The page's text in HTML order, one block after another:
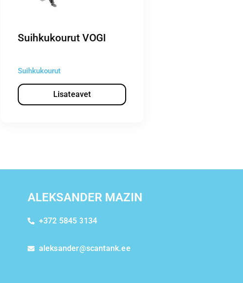
Suihkukourut VOGI
Suihkukourut
Lisateavet
ALEKSANDER MAZIN
+372 5845 3134
aleksander@scantank.ee